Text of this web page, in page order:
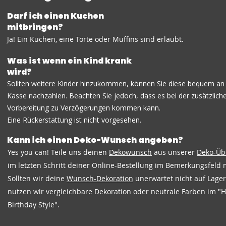
Darf ich einen Kuchen
mitbringen?
Ja! Ein Kuchen, eine Torte oder Muffins sind erlaubt.
Was ist wenn ein Kind krank
wird?
Sollten weitere Kinder hinzukommen, können Sie diese bequem
Kasse nachzahlen. Beachten Sie jedoch, dass es bei der
Vorbereitung zu Verzögerungen kommen kann.
Eine Rückerstattung ist nicht vorgesehen.
Kann ich einen Deko-Wunsch angeben?
Yes you can! Teile uns deinen Dekowunsch aus unserer Deko-
im letzten Schritt deiner Online-Bestellung im Bemerkungsfeld
Sollten wir deine Wunsch-Dekoration unerwartet nicht auf
nutzen wir vergleichbare Dekoration oder neutrale Farben im
Birthday Style".